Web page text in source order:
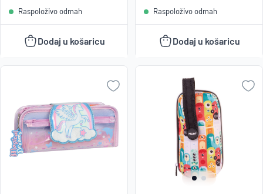
Raspoloživo odmah
Dodaj u košaricu
Raspoloživo odmah
Dodaj u košaricu